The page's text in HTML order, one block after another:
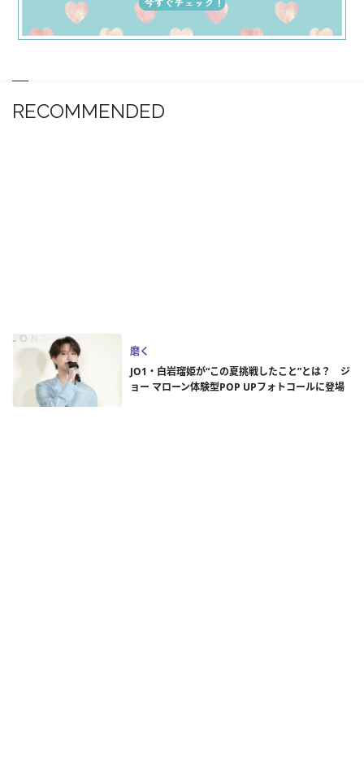
RECOMMENDED
磨く
JO1・白岩瑠姫が“この夏挑戦したこと”とは？ ジ
ョー マローン体験型POP UPフォトコールに登場